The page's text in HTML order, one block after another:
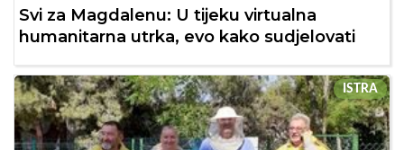
Svi za Magdalenu: U tijeku virtualna
humanitarna utrka, evo kako sudjelovati
ISTRA